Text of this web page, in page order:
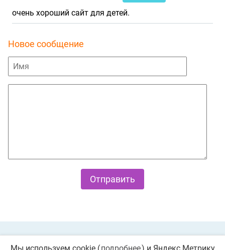
очень хороший сайт для детей.
Новое сообщение